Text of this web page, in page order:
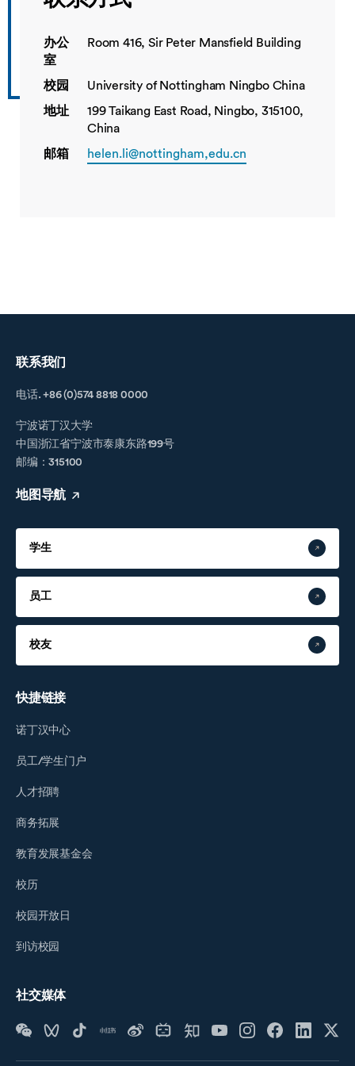
办公
室
Room 416, Sir Peter Mansfield Building
校园
University of Nottingham Ningbo China
地址
199 Taikang East Road, Ningbo, 315100,
China
邮箱
helen.li@nottingham,edu.cn
联系我们
电话. +86 (0)574 8818 0000
宁波诺丁汉大学
中国浙江省宁波市泰康东路199号
邮编：315100
地图导航
学生
员工
校友
快捷链接
诺丁汉中心
员工/学生门户
人才招聘
商务拓展
教育发展基金会
校历
校园开放日
到访校园
社交媒体